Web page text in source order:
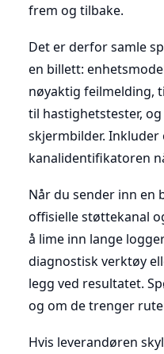
frem og tilbake.
Det er derfor samle
en billett:
nøyaktig feilmelding,
til hastighetstester,
skjermbilder. Inkluder
kanalidentifikatoren
Når du sender inn en
offisielle støttekanal
å lime inn lange
diagnostisk verktøy
legg ved resultatet.
og om de trenger
Hvis leverandøren